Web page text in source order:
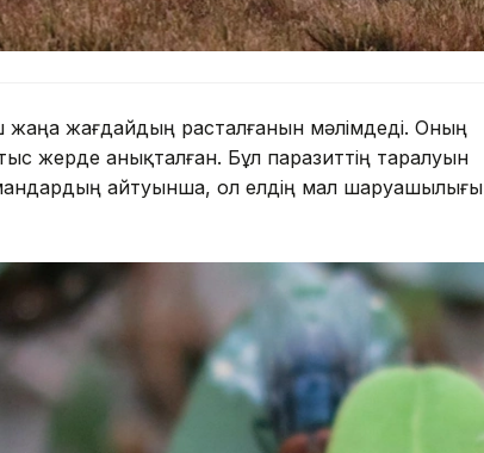
жағдайдың расталғанын мәлімдеді. Оның
жерде анықталған. Бұл паразиттің таралуын
айтуынша, ол елдің мал шаруашылығы